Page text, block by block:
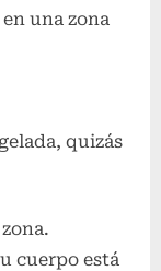
una zona
quizás
cuerpo está